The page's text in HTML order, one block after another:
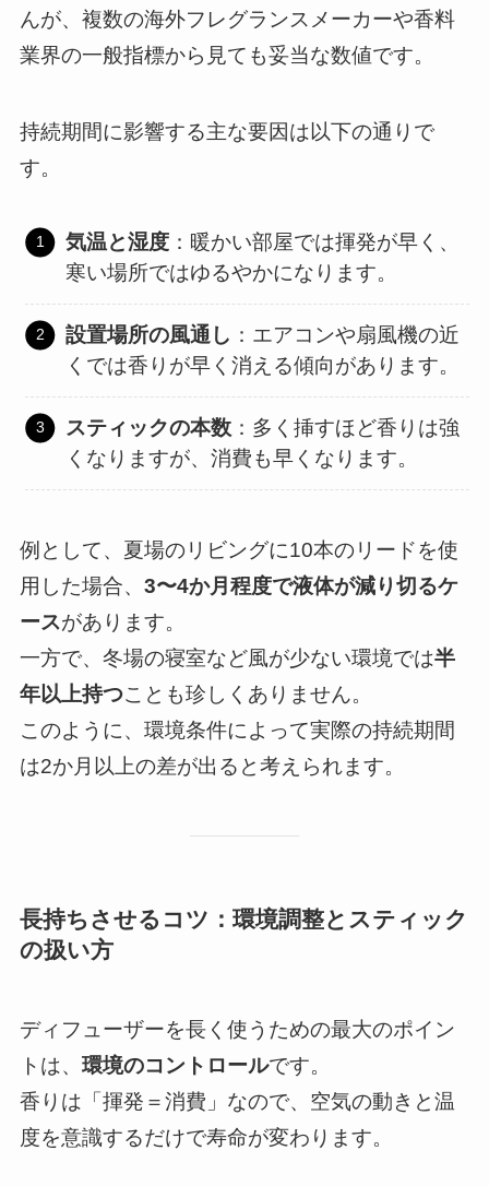
んが、複数の海外フレグランスメーカーや香料
業界の一般指標から見ても妥当な数値です。
持続期間に影響する主な要因は以下の通りで
す。
気温と湿度 ：暖かい部屋では揮発が早く、
寒い場所ではゆるやかになります。
設置場所の風通し ：エアコンや扇風機の近
くでは香りが早く消える傾向があります。
スティックの本数 ：多く挿すほど香りは強
くなりますが、消費も早くなります。
例として、夏場のリビングに10本のリードを使
用した場合、 3〜4か月程度で液体が減り切るケ
ースがあります。
一方で、冬場の寝室など風が少ない環境では半
年以上持つことも珍しくありません。
このように、環境条件によって実際の持続期間
は2か月以上の差が出ると考えられます。
長持ちさせるコツ：環境調整とスティック
の扱い方
ディフューザーを長く使うための最大のポイン
トは、 環境のコントロールです。
香りは「揮発＝消費」なので、空気の動きと温
度を意識するだけで寿命が変わります。